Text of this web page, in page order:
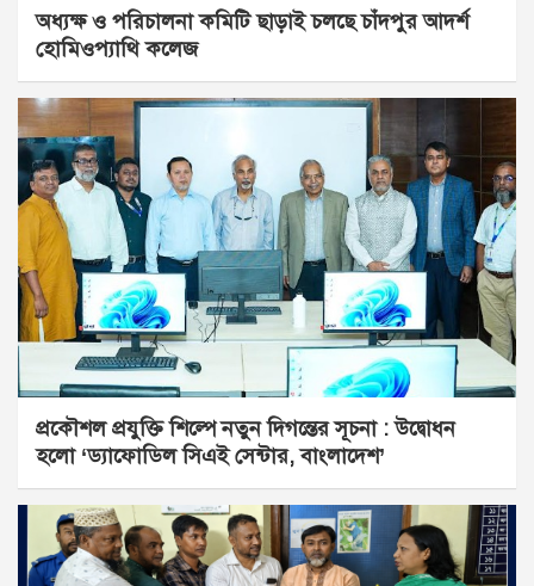
অধ্যক্ষ ও পরিচালনা কমিটি ছাড়াই চলছে চাঁদপুর আদর্শ
হোমিওপ্যাথি কলেজ
প্রকৌশল প্রযুক্তি শিল্পে নতুন দিগন্তের সূচনা : উদ্বোধন
হলো ‘ড্যাফোডিল সিএই সেন্টার, বাংলাদেশ’